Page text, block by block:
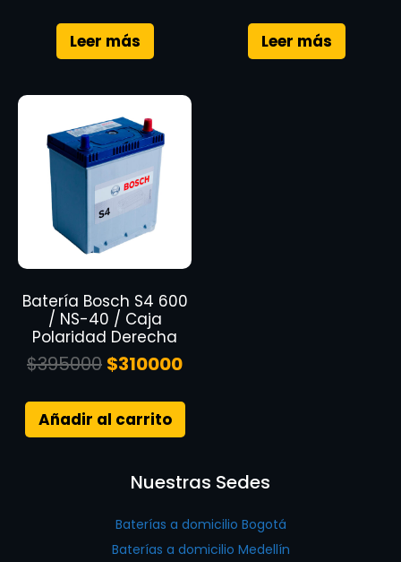
Leer más Leer más
Batería Bosch S4 600
/ NS-40 / Caja
Polaridad Derecha
$395000 $310000
Añadir al carrito
Nuestras Sedes
Baterías a domicilio Bogotá
Baterías a domicilio Medellín